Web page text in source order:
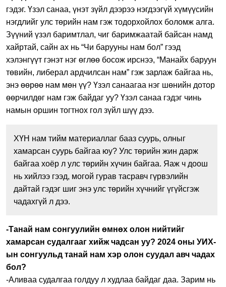
гэдэг. Үзэл санаа, үнэт зүйл дээрээ нэгдээгүй хүмүүсийн
нэгдлийг улс төрийн нам гэж тодорхойлох боломж алга.
Зүүний үзэл баримтлал, чиг баримжаатай байсан намд
хайртай, сайн ах нь “Чи барууны нам бол” гээд
хэлэнгүүт гэнэт нэг өглөө босож ирснээ, “Манайх баруун
төвийн, либерал ардчилсан нам” гэж зарлаж байгаа нь,
энэ өөрөө нам мөн үү? Үзэл санаагаа нэг шөнийн дотор
өөрчилдөг нам гэж байдаг уу? Үзэл санаа гэдэг чинь
намын оршин тогтнох гол зүйл шүү дээ.
ХҮН нам тийм материаллаг бааз суурь, олныг
хамарсан суурь байгаа юу? Улс төрийн жин дарж
байгаа хоёр л улс төрийн хүчин байгаа. Яаж ч доош
нь хийлээ гээд, могой гурав тасравч гүрвэлийн
дайтай гэдэг шиг энэ улс төрийн хүчнийг үгүйсгэж
чадахгүй л дээ.
-Танай нам сонгуулийн өмнөх олон нийтийг
хамарсан судалгааг хийж чадсан уу? 2024 оны УИХ-
ын сонгуульд танай нам хэр олон суудал авч чадах
бол?
-Аливаа судалгаа голдуу л худлаа байдаг даа. Зарим нь